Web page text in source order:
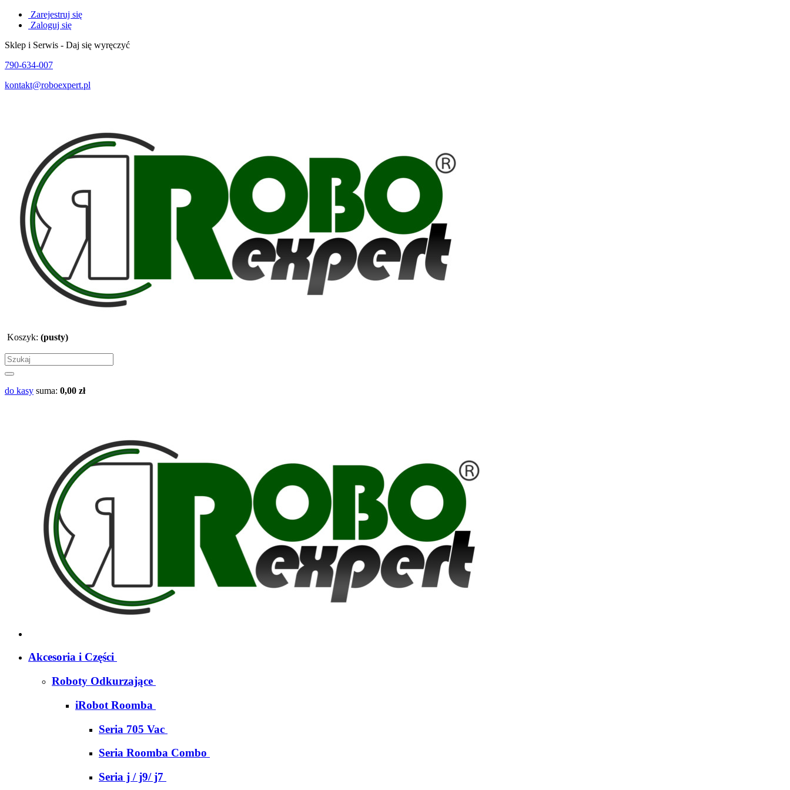
Zarejestruj się
Zaloguj się
Sklep i Serwis - Daj się wyręczyć
790-634-007
kontakt@roboexpert.pl
Koszyk: (pusty)
do kasy suma: 0,00 zł
Akcesoria i Części
Roboty Odkurzające
iRobot Roomba
Seria 705 Vac
Seria Roomba Combo
Seria j / j9/ j7